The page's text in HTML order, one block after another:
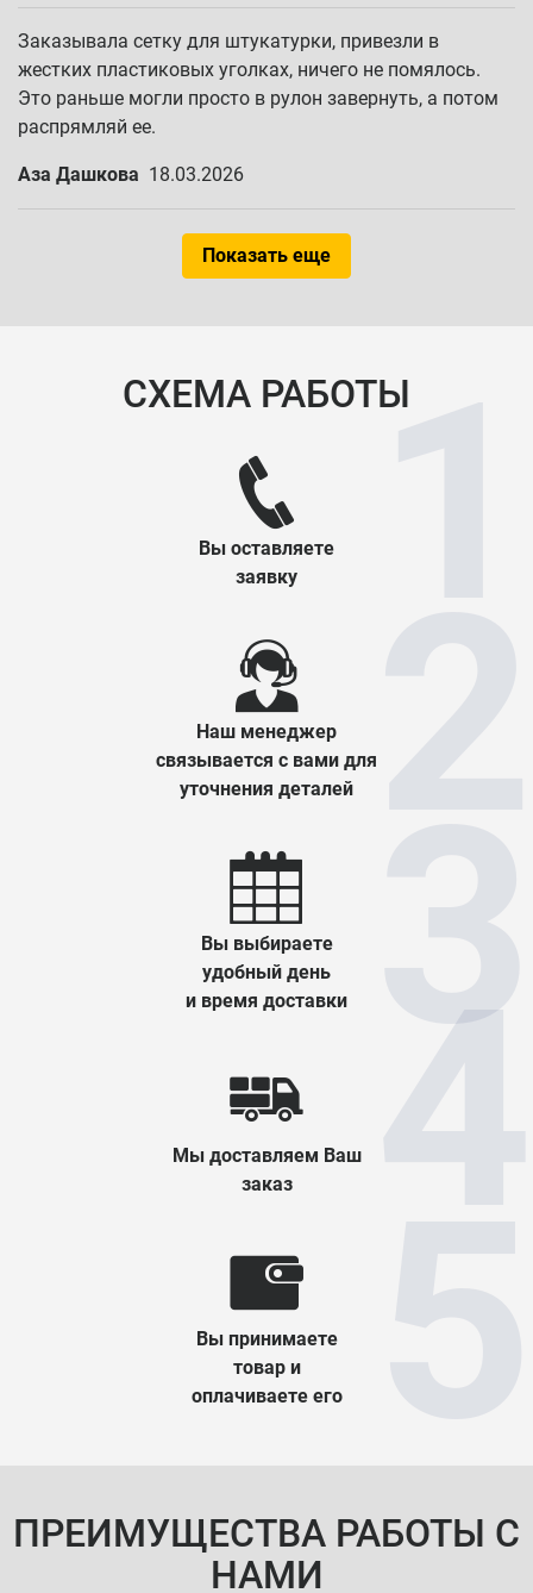
Заказывала сетку для штукатурки, привезли в
жестких пластиковых уголках, ничего не помялось.
Это раньше могли просто в рулон завернуть, а потом
распрямляй ее.
Аза Дашкова 18.03.2026
Показать еще
СХЕМА РАБОТЫ
Вы оставляете
заявку
Наш менеджер
связывается с вами для
уточнения деталей
Вы выбираете
удобный день
и время доставки
Мы доставляем Ваш
заказ
Вы принимаете
товар и
оплачиваете его
ПРЕИМУЩЕСТВА РАБОТЫ С
НАМИ